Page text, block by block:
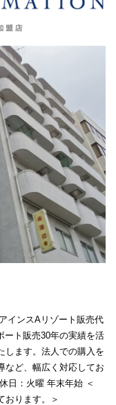
インスAリゾート販売代
ート販売30年の実績を活
します。法人での購入を
など、幅広く対応してお
日：火曜 年末年始 ＜
おります。＞